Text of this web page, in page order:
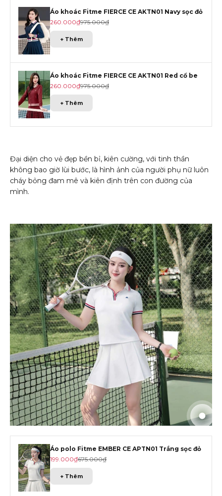
Áo khoác Fitme FIERCE CE AKTN01 Navy sọc đỏ
Giá khuyến mãi
260.000₫Giá gốc
975.000₫
+ Thêm
Áo khoác Fitme FIERCE CE AKTN01 Red cổ be
Giá khuyến mãi
260.000₫Giá gốc
975.000₫
+ Thêm
Đại diện cho vẻ đẹp bền bỉ, kiên cường, với tinh thần
không bao giờ lùi bước, là hình ảnh của người phụ nữ luôn
cháy bỏng đam mê và kiên định trên con đường của
mình.
Đến
Đến
Đến
Đến
Áo polo Fitme EMBER CE APTN01 Trắng sọc đỏ
Giá khuyến mãi
199.000₫Giá gốc
675.000₫
+ Thêm